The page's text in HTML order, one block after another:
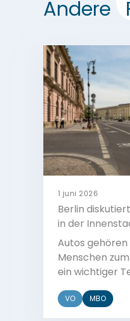
Andere
1 juni 2026
Berlin
in der
Autos gehören
Menschen
ein wichtiger
Städten über
und mehr
VO MBO